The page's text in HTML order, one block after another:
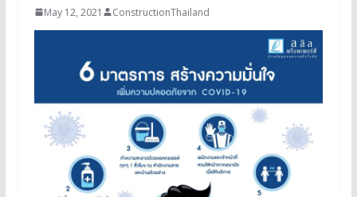
May 12, 2021 ConstructionThailand